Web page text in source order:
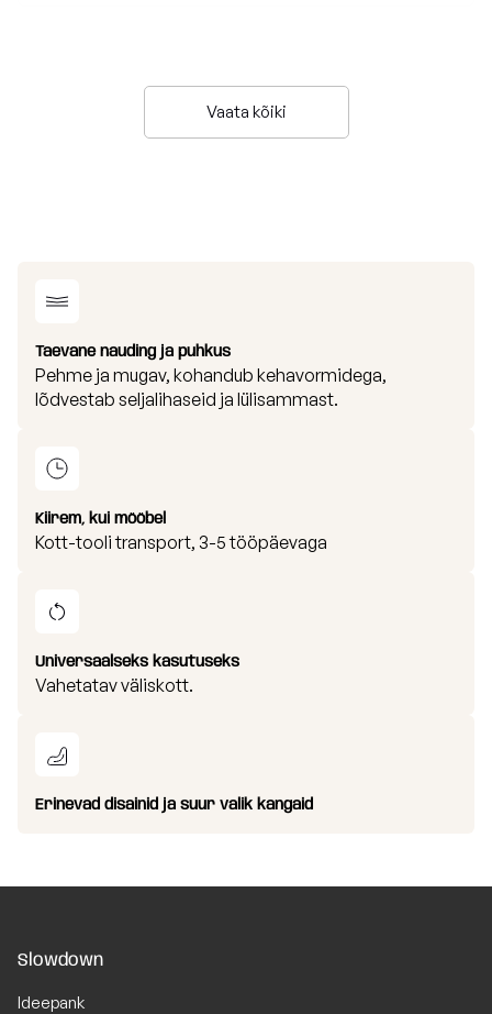
Vaata kõiki
Taevane nauding ja puhkus
Pehme ja mugav, kohandub kehavormidega,
lõdvestab seljalihaseid ja lülisammast.
Kiirem, kui mööbel
Kott-tooli transport, 3-5 tööpäevaga
Universaalseks kasutuseks
Vahetatav väliskott.
Erinevad disainid ja suur valik kangaid
Slowdown
Ideepank